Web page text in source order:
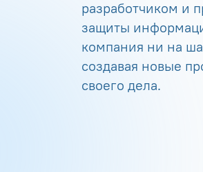
разработчиком и
защиты
компания ни на
создавая новые
своего дела.